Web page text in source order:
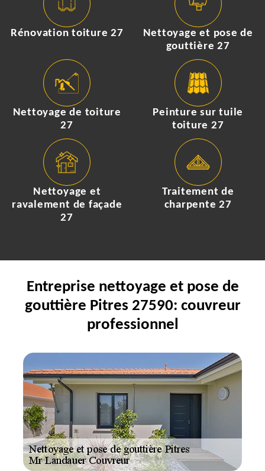
Rénovation toiture 27
Nettoyage et pose de
gouttière 27
Nettoyage de toiture
27
Peinture sur tuile
toiture 27
Nettoyage et
ravalement de façade
27
Traitement de
charpente 27
Entreprise nettoyage et pose de
gouttière Pitres 27590: couvreur
professionnel